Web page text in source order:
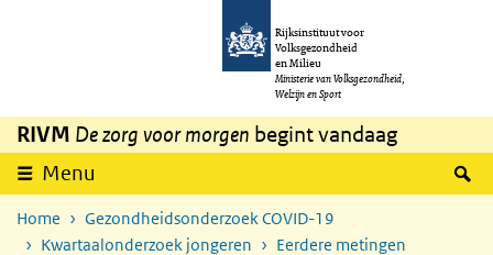
Overslaan en naar de inhoud gaan
Rijksinstituut voor
Volksgezondheid
en Milieu
Ministerie van Volksgezondheid,
Welzijn en Sport
RIVM De zorg voor morgen begint vandaag
Menu
Home
Gezondheidsonderzoek COVID-19
Kwartaalonderzoek jongeren
Eerdere metingen